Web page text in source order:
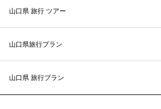
山口県 旅行 ツアー
山口県旅行プラン
山口県 旅行プラン